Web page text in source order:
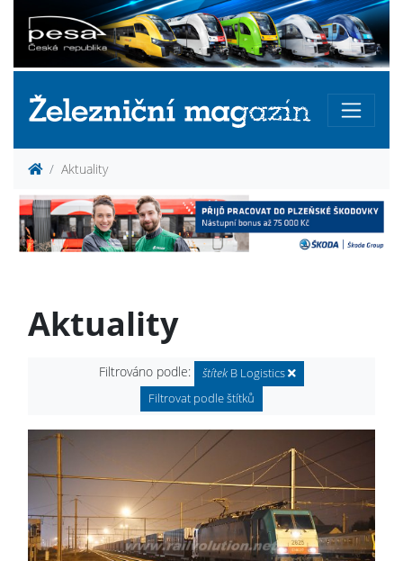
Aktuality
Aktuality
Filtrováno podle: štítek B Logistics
Filtrovat podle štítků